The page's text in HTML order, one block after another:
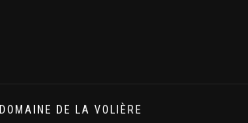
DOMAINE DE LA VOLIÈRE